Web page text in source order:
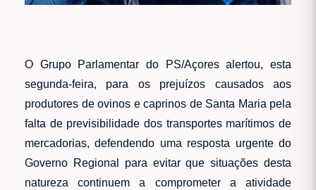
O Grupo Parlamentar do PS/Açores alertou, esta
segunda-feira, para os prejuízos causados aos
produtores de ovinos e caprinos de Santa Maria pela
falta de previsibilidade dos transportes marítimos de
mercadorias, defendendo uma resposta urgente do
Governo Regional para evitar que situações desta
natureza continuem a comprometer a atividade